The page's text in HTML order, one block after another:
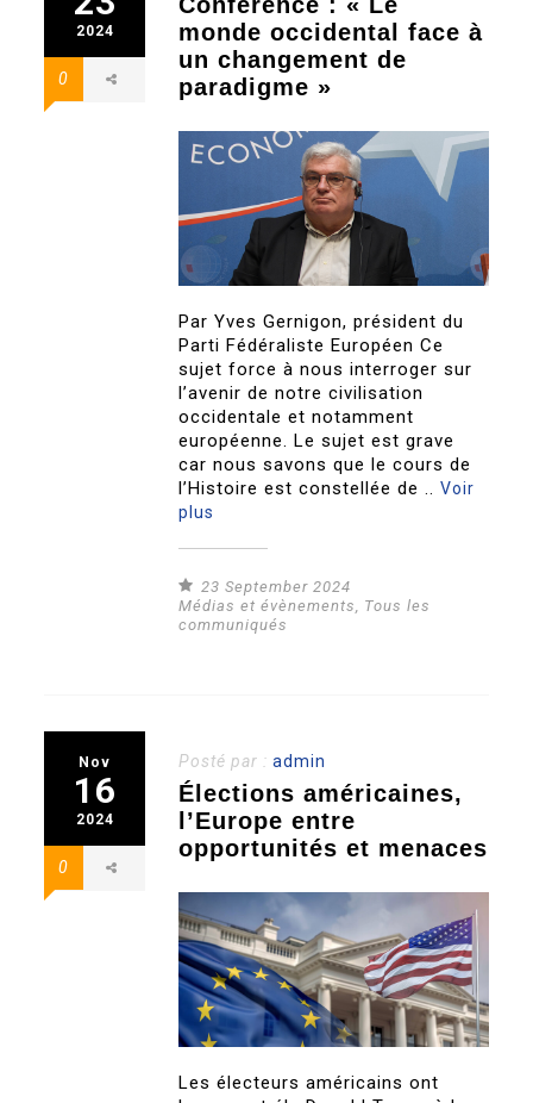
2024
0
monde occidental face à
un changement de
paradigme »
Par Yves Gernigon, président du
Parti Fédéraliste Européen Ce
sujet force à nous interroger sur
l’avenir de notre civilisation
occidentale et notamment
européenne. Le sujet est grave
car nous savons que le cours de
l’Histoire est constellée de ..Voir
plus
23 September 2024
Médias et évènements, Tous les
communiqués
Nov
16
2024
0
Posté par :admin
Élections américaines,
l’Europe entre
opportunités et menaces
Les électeurs américains ont